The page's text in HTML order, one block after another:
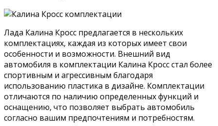
Лада Калина Кросс предлагается в нескольких
комплектациях, каждая из которых имеет свои
особенности и возможности. Внешний вид
автомобиля в комплектации Калина Кросс стал более
спортивным и агрессивным благодаря
использованию пластика в дизайне. Комплектации
отличаются по наличию определенных функций и
оснащению, что позволяет выбрать автомобиль
согласно вашим предпочтениям и потребностям.